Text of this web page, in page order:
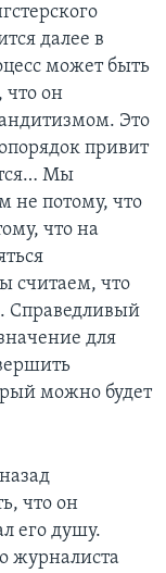
далее в
может быть
что он
Это
привит
Мы
не потому, что
что на
считаем, что
Справедливый
для
можно будет
что он
его душу.
журналиста